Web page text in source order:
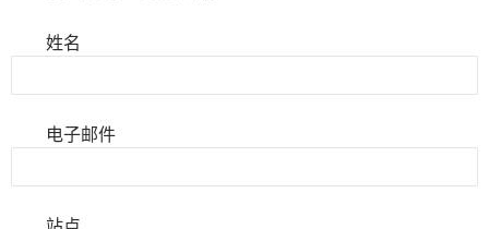
姓名
电子邮件